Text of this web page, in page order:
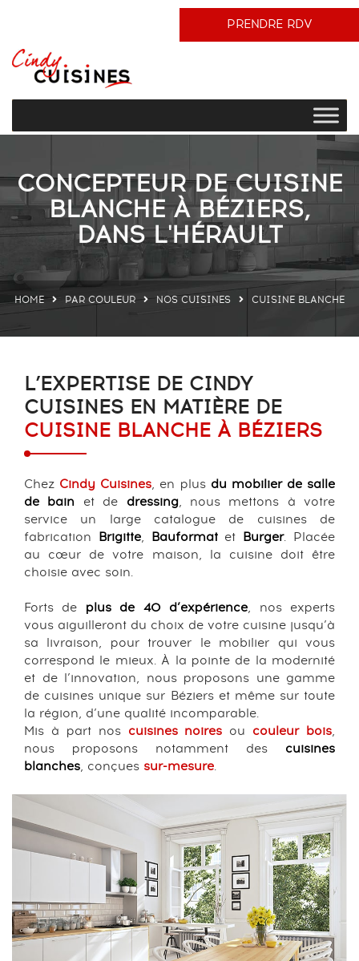
PRENDRE RDV
CONCEPTEUR DE CUISINE
BLANCHE À BÉZIERS,
DANS L'HÉRAULT
HOME PAR COULEUR NOS CUISINES CUISINE BLANCHE
L’EXPERTISE DE CINDY
CUISINES EN MATIÈRE DE
CUISINE BLANCHE À BÉZIERS
Chez Cindy Cuisines, en plus du mobilier de salle
de bain et de dressing, nous mettons à votre
service un large catalogue de cuisines de
fabrication Brigitte, Bauformatet Burger. Placée
au cœur de votre maison, la cuisine doit être
choisie avec soin.
Forts de plus de 40 d’expérience, nos experts
vous aiguilleront du choix de votre cuisine jusqu’à
sa livraison, pour trouver le mobilier qui vous
correspond le mieux. À la pointe de la modernité
et de l’innovation, nous proposons une gamme
de cuisines unique sur Béziers et même sur toute
la région, d’une qualité incomparable.
Mis à part nos cuisines noires ou couleur bois,
nous proposons notamment des cuisines
blanches, conçues sur-mesure.